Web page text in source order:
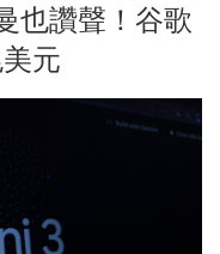
也讚聲！谷歌
元